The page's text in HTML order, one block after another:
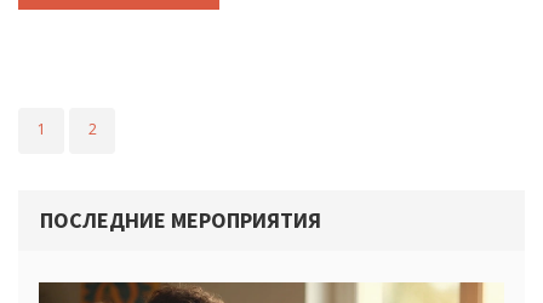
1 2
ПОСЛЕДНИЕ МЕРОПРИЯТИЯ